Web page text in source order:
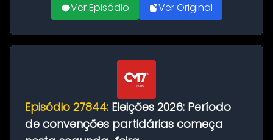
Ver Episódio Ver Original
Episódio 27844: Eleições 2026: Período
de convenções partidárias começa